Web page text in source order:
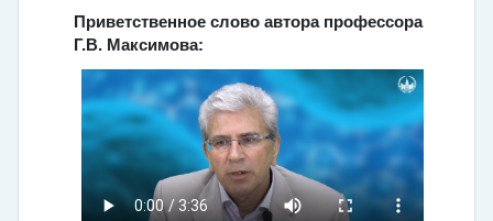
Приветственное слово автора профессора
Г.В. Максимова: